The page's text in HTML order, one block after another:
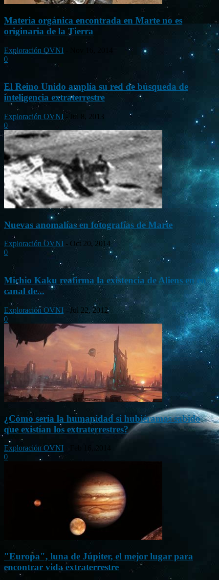
Materia orgánica encontrada en Marte no es
originaria de la Tierra
Exploración OVNI
0
El Reino Unido amplía su red de búsqueda de
inteligencia extraterrestre
Exploración OVNI -
Jul 8, 2013
0
Nuevas anomalías en fotografías de Marte
Exploración OVNI - Oct 20, 2014
0
Michio Kaku reafirma la existencia de Aliens en en
canal de...
Exploración OVNI - Jul 22, 2012
0
¿Cómo sería la humanidad si hubiéramos sabido
que existían los extraterrestres?
Exploración OVNI
Feb 16, 2014
0
"Europa", luna de Júpiter, el mejor lugar para
encontrar vida extraterrestre